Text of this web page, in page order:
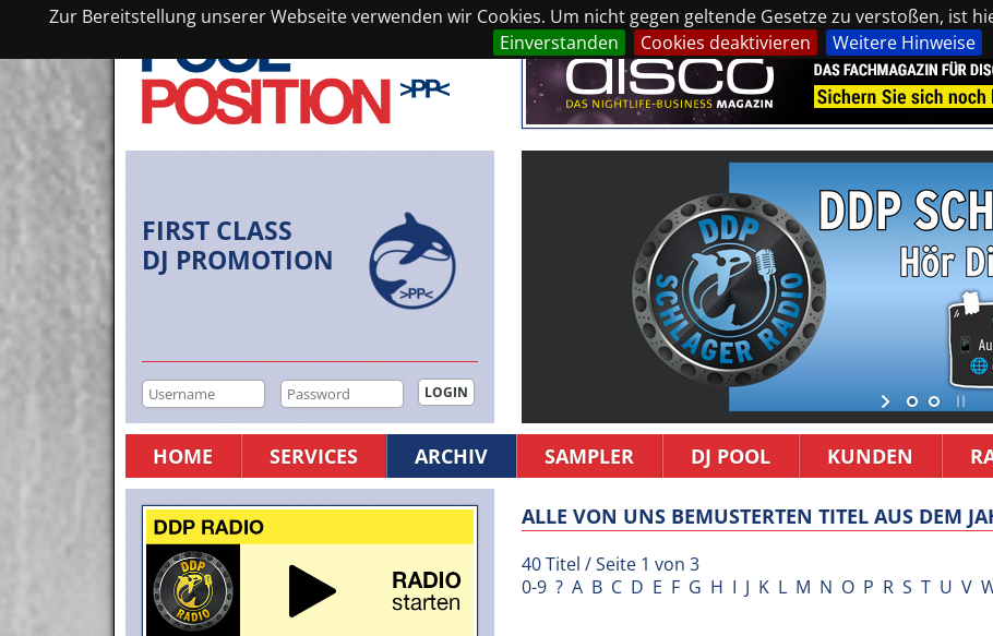
Zur Bereitstellung unserer Webseite verwenden wir Cookies. Um nicht gegen geltende Gesetze zu verstoßen, ist
Einverstanden
Cookies deaktivieren Weitere Hinweise
FIRST CLASS
DJ PROMOTION
HOME SERVICES ARCHIV SAMPLER DJ POOL KUNDEN
ALLE VON UNS BEMUSTERTEN TITEL AUS DEM
40 Titel / Seite 1 von 3
0-9 ? A B C D E F G H I J K L M N O P R S T U V